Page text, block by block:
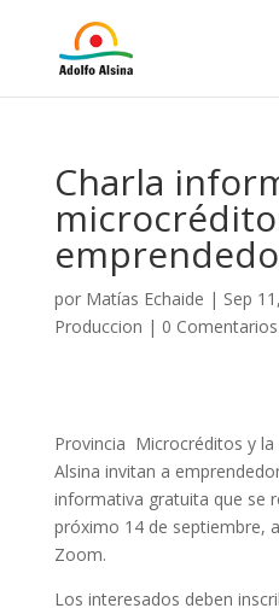
Charla
por Matías Echaide | Sep
Produccion | 0 Comentarios
Provincia Microcréditos y
Alsina invitan a
informativa gratuita que se
próximo 14 de septiembre,
Zoom.
Los interesados deben